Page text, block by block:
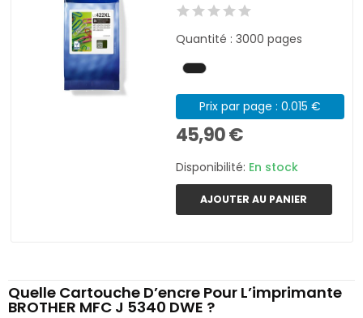
Quantité : 3000 pages
Prix par page : 0.015 €
45,90 €
Disponibilité: En stock
AJOUTER AU PANIER
Quelle Cartouche D’encre Pour L’imprimante
BROTHER MFC J 5340 DWE ?